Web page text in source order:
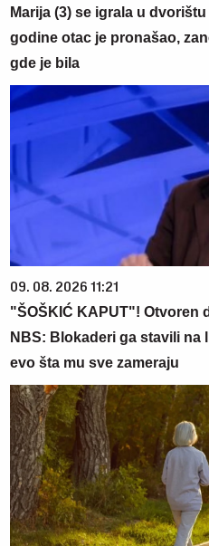
Marija (3) se igrala u
godine otac je pronašao,
gde je bila
09. 08. 2026 11:21
"ŠOŠKIĆ KAPUT"! Otvoren
NBS: Blokaderi ga stavili na
evo šta mu sve zameraju